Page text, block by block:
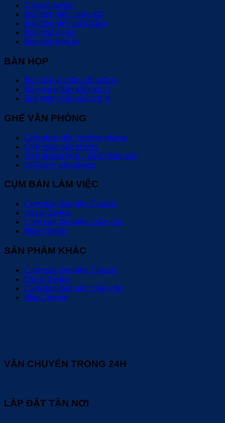
Classic series
Bàn làm việc chân sắt
Bàn làm việc màu trắng
Bàn nhân viên
Bàn văn phòng
BÀN HỌP
Bàn họp 4 chân sắt vuông
Bàn họp chân sắt chữ U
Bàn họp chân sắt chữ X
GHẾ VĂN PHÒNG
Ghế giám đốc, trưởng phòng
Ghế xoay văn phòng
Ghế phòng họp – Ghế chân quỳ
Ghế lưới văn phòng
CỤM BÀN LÀM VIỆC
Cụm bàn làm việc Classic
Oscar Series
Cụm bàn làm việc chân côn
Altas Series
SẢN PHẨM KHÁC
Cụm bàn làm việc Classic
Oscar Series
Cụm bàn làm việc chân côn
Altas Series
VẬN CHUYỂN TRONG 24H
LẮP ĐẶT TẬN NƠI